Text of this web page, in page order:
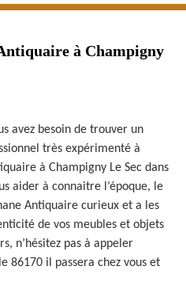
à Champigny
avez besoin de trouver un
très expérimenté à
à Champigny Le Sec dans
aider à connaitre l’époque, le
Antiquaire curieux et a les
de vos meubles et objets
n’hésitez pas à appeler
86170 il passera chez vous et